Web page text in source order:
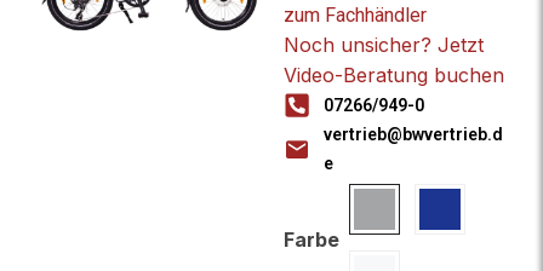
zum Fachhändler
Noch unsicher? Jetzt
Video-Beratung buchen
07266/949-0
vertrieb@bwvertrieb.d
e
Farbe